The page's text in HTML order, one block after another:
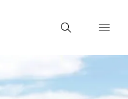
Zoek